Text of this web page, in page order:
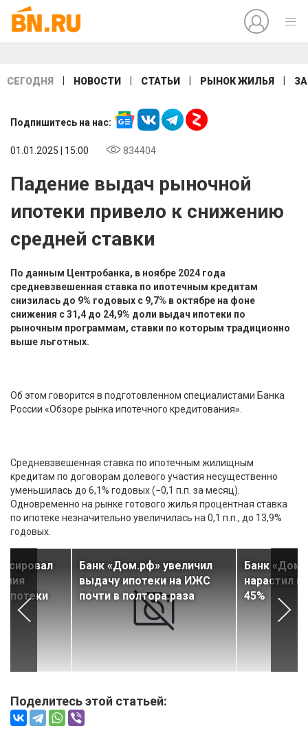
СЕГОДНЯ НОВОСТИ СТАТЬИ РЫНОК ЖИЛЬЯ
Подпишитесь на нас:
01.01.2025 | 15:00 834404
Падение выдач рыночной
ипотеки привело к снижению
средней ставки
По данным Центробанка, в ноябре 2024 года
средневзвешенная ставка по ипотечным кредитам
снизилась до 9% годовых с 9,7% в октябре на фоне
снижения с 31,4 до 24,9% доли выдач ипотеки по
рыночным программам, ставки по которым традиционно
выше льготных.
Об этом говорится в подготовленном специалистами Банка
России «Обзоре рынка ипотечного кредитования».
Средневзвешенная ставка по ипотечным жилищным
кредитам по договорам долевого участия несущественно
уменьшилась до 6,1% годовых (−0,1 п.п. за месяц).
Одновременно на рынке готового жилья процентная ставка
по ипотеке незначительно увеличилась на 0,1 п.п., до 13,9%
годовых.
ипотеки
Банк «Дом.рф» увеличил
выдачу ипотеки на ИЖС
почти в полтора раза
Банк
нарастил
45%
Поделитесь этой статьей: